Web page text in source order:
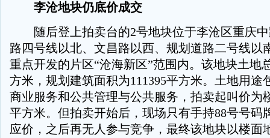
李沧地块仍底价成交
随后登上拍卖台的2号地块位于李沧区重庆中
路四号线以北、文昌路以西、规划道路二号线以
重点开发的片区“沧海新区”范围内。该地块土地
方米，规划建筑面积为111395平方米。土地用途
商业服务和公共管理与公共服务，拍卖起叫价为
平方米。但拍卖开始后，现场只有手持88号号码
应价，之后再无人参与竞争，最终该地块以楼面